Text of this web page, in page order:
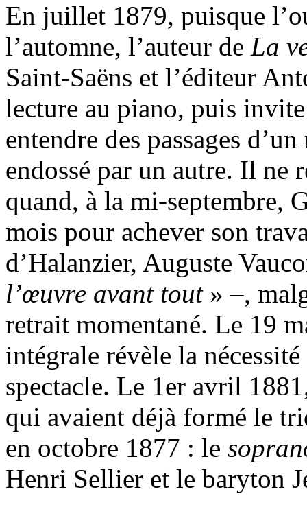
En juillet 1879, puisque
l’automne, l’auteur de La
Saint-Saëns et l’éditeur
lecture au piano, puis
entendre des passages
endossé par un autre. Il ne
quand, à la mi-septembre,
mois pour achever son
d’Halanzier, Auguste
l’œuvre avant tout» –,
retrait momentané. Le 19
intégrale révèle la
spectacle. Le 1er avril
qui avaient déjà formé le
en octobre 1877 : le
Henri Sellier et le baryton